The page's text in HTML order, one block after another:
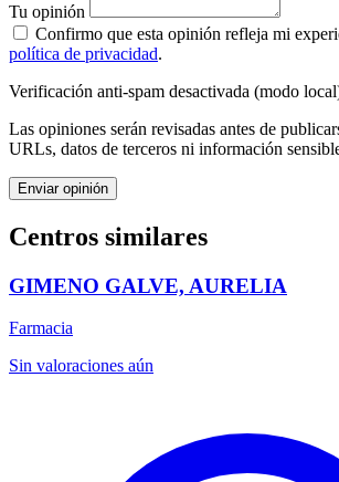
Tu opinión
Confirmo que esta opinión refleja mi
política de privacidad.
Verificación anti-spam desactivada (modo
Las opiniones serán revisadas antes de
URLs, datos de terceros ni información
Enviar opinión
Centros similares
GIMENO GALVE, AURELIA
Farmacia
Sin valoraciones aún